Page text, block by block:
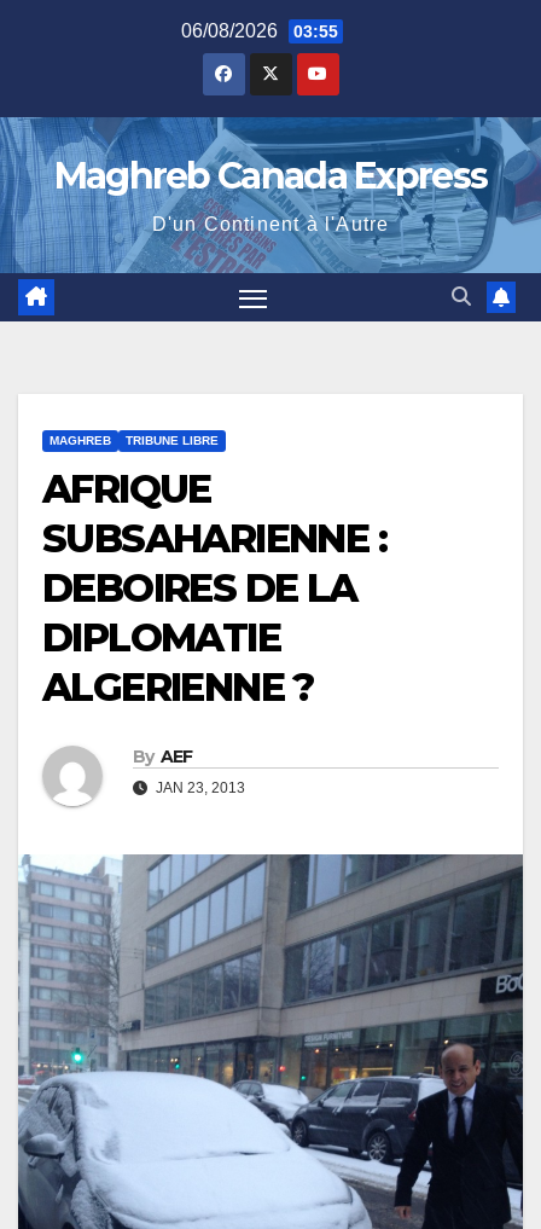
06/08/2026 03:55
Maghreb Canada Express
D'un Continent à l'Autre
MAGHREB TRIBUNE LIBRE
AFRIQUE
SUBSAHARIENNE :
DEBOIRES DE LA
DIPLOMATIE
ALGERIENNE ?
By AEF
JAN 23, 2013